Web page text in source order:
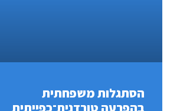
הסתגלות משפחתית
בהפרעה טורדנית־כפייתית